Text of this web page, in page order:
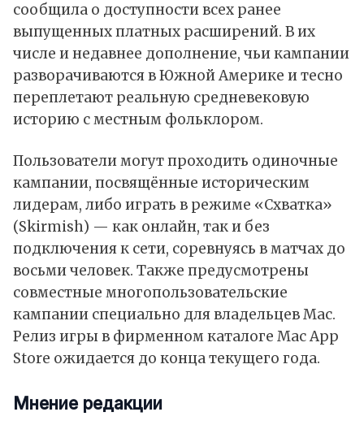
сообщила о доступности всех ранее
выпущенных платных расширений. В их
числе и недавнее дополнение, чьи кампании
разворачиваются в Южной Америке и тесно
переплетают реальную средневековую
историю с местным фольклором.
Пользователи могут проходить одиночные
кампании, посвящённые историческим
лидерам, либо играть в режиме «Схватка»
(Skirmish) — как онлайн, так и без
подключения к сети, соревнуясь в матчах до
восьми человек. Также предусмотрены
совместные многопользовательские
кампании специально для владельцев Mac.
Релиз игры в фирменном каталоге Mac App
Store ожидается до конца текущего года.
Мнение редакции